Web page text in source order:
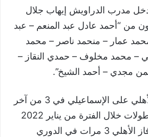
مدرب الدراويش إيهاب جلال
من “أحمد عادل عبد المنعم – عبد
عمار – منحمد ناصر – محمد
– محمد مخلوف – حمدي النقاز –
مجدي – أحمد الشيخ”.
جدير بالذكر تفوق الأهلي على الإسماعيلي في 3 من آخر
5 مباريات بجميع البطولات خلال الفترة من يناير 2022
حتى أكتوبر 2023، فاز الأهلي 3 مرات في الدوري